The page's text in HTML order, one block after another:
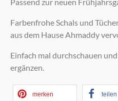
Farbenfrohe Schals und
aus dem Hause Ahmaddy
Einfach mal durchschauen
ergänzen.
merken teilen